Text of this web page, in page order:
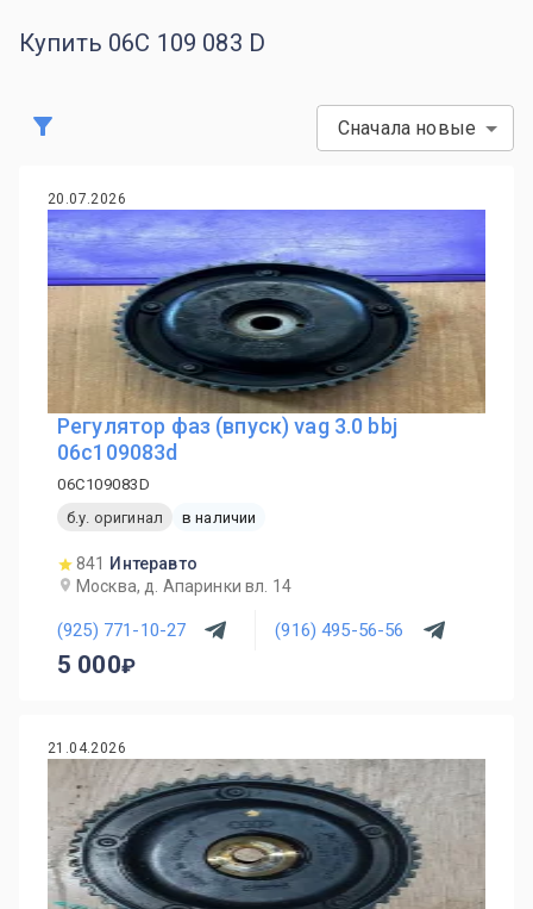
Купить 06C 109 083 D
Сначала новые
20.07.2026
Регулятор фаз (впуск) vag 3.0 bbj
06c109083d
06C109083D
б.у. оригинал
в наличии
841
Интеравто
Москва, д. Апаринки вл. 14
(925) 771-10-27 (916) 495-56-56
5 000
21.04.2026